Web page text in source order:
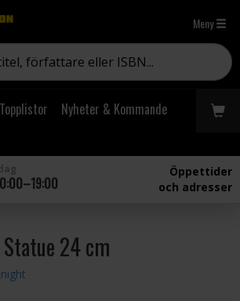
Meny
Nyheter & Kommande
Öppettider
och adresser
24 cm